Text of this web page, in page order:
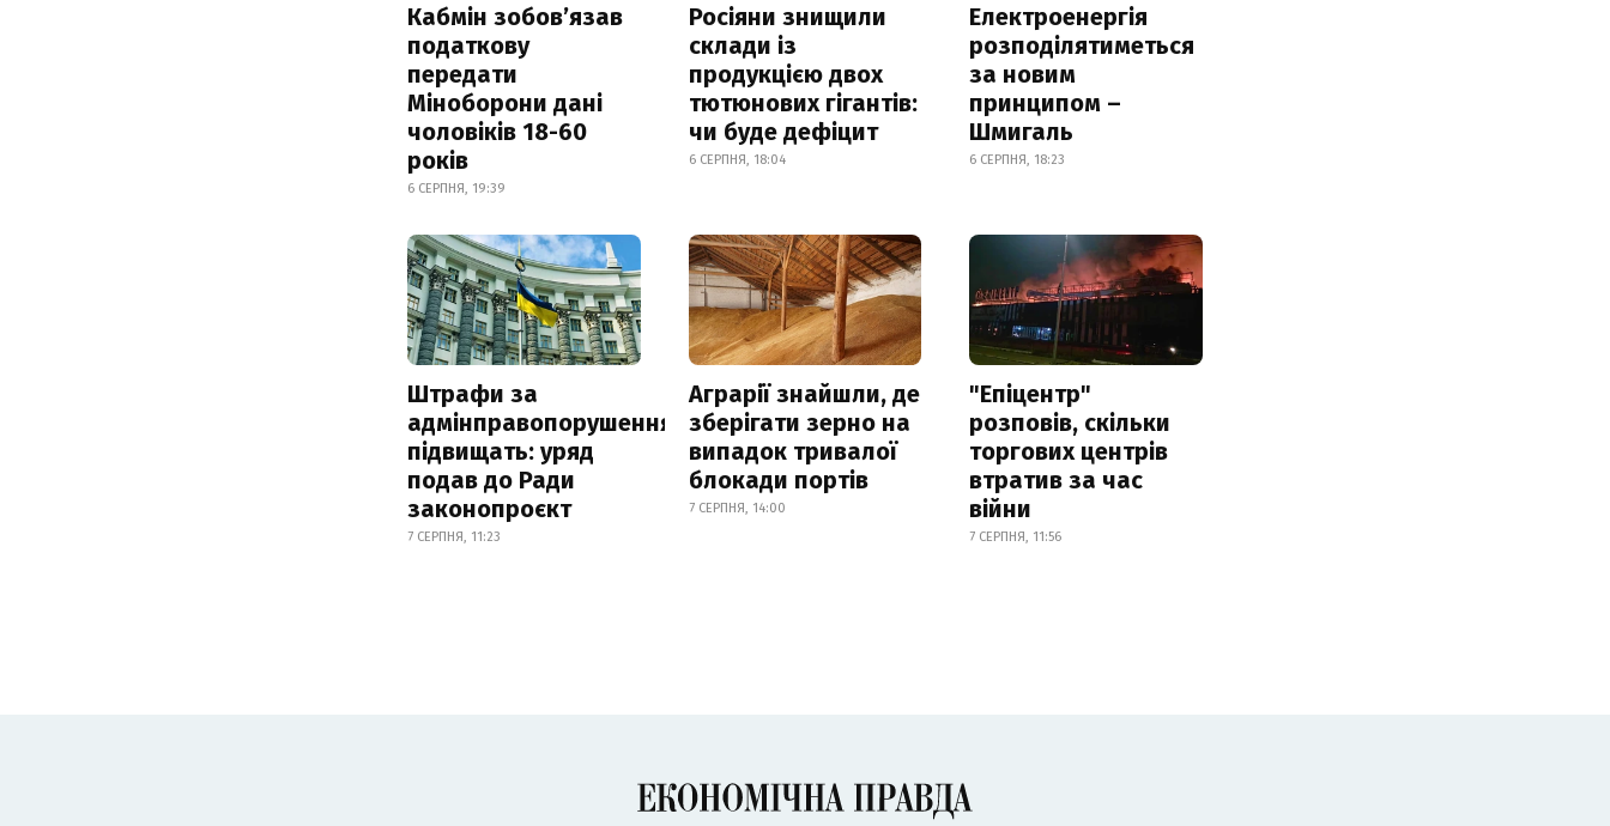
Кабмін зобовʼязав
податкову
передати
Міноборони дані
чоловіків 18-60
років
6 СЕРПНЯ, 19:39
Росіяни знищили
склади із
продукцією двох
тютюнових гігантів:
чи буде дефіцит
6 СЕРПНЯ, 18:04
Електроенергія
розподілятиметься
за новим
принципом –
Шмигаль
6 СЕРПНЯ, 18:23
Штрафи за
адмінправопорушення
підвищать: уряд
подав до Ради
законопроєкт
7 СЕРПНЯ, 11:23
Аграрії знайшли, де
зберігати зерно на
випадок тривалої
блокади портів
7 СЕРПНЯ, 14:00
"Епіцентр"
розповів, скільки
торгових центрів
втратив за час
війни
7 СЕРПНЯ, 11:56